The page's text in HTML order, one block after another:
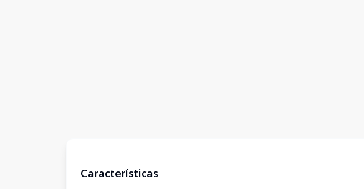
Características